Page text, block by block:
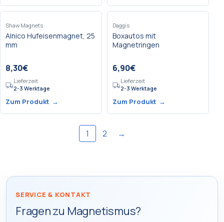
Shaw Magnets
Alnico Hufeisenmagnet, 25
mm
8,30€
Lieferzeit
2-3 Werktage
Zum Produkt →
Daggis
Boxautos mit
Magnetringen
6,90€
Lieferzeit
2-3 Werktage
Zum Produkt →
1 2 →
SERVICE & KONTAKT
Fragen zu Magnetismus?